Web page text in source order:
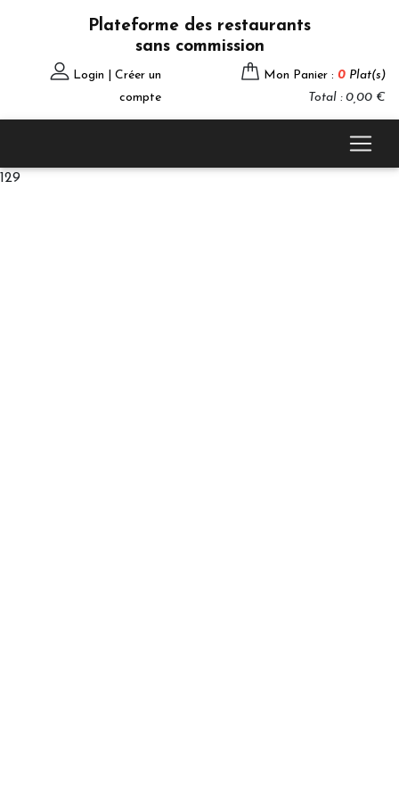
Plateforme des restaurants
sans commission
Login | Créer un
compte
Mon Panier : 0 Plat(s)
Total : 0,00 €
129